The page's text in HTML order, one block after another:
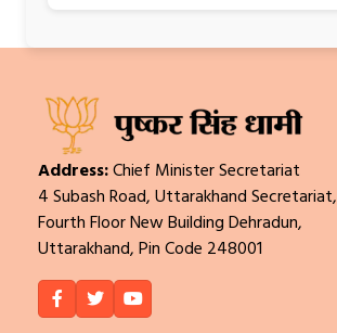
Address:Chief Minister Secretariat
4 Subash Road, Uttarakhand Secretariat,
Fourth Floor New Building Dehradun,
Uttarakhand, Pin Code 248001